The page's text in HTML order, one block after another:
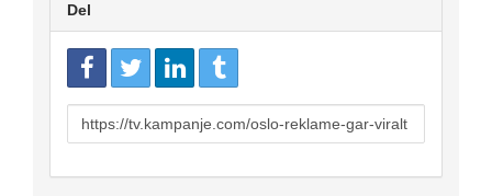
Del
URL
to